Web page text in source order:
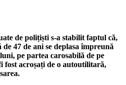
de polițiști s-a stabilit faptul că,
47 de ani se deplasa împreună
pe partea carosabilă de pe
acroșați de o autoutilitară,